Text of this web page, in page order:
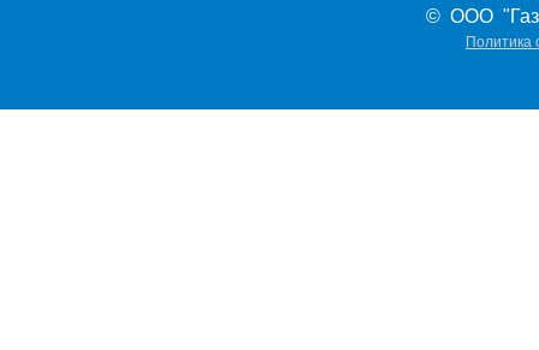
© ООО
Политика